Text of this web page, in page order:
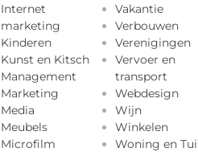
Internet
marketing
Kinderen
Kunst en Kitsch
Management
Marketing
Media
Meubels
Microfilm
Vakantie
Verbouwen
Verenigingen
Vervoer en
transport
Webdesign
Wijn
Winkelen
Woning en